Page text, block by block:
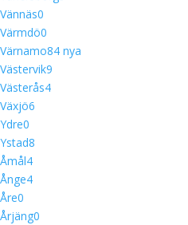
Vännäs0
Värmdö0
Värnamo84 nya
Västervik9
Västerås4
Växjö6
Ydre0
Ystad8
Åmål4
Ånge4
Åre0
Årjäng0